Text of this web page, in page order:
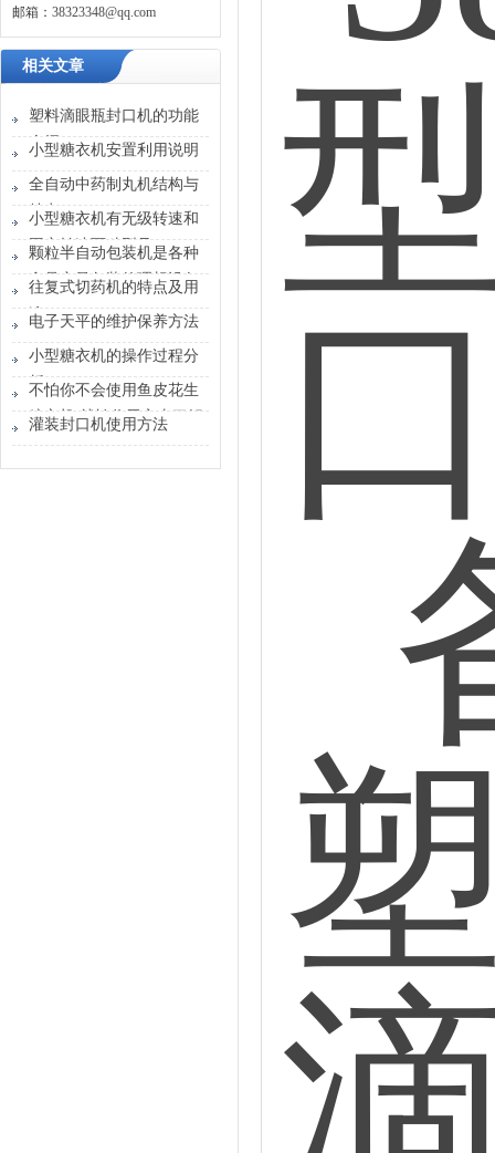
邮箱： 38323348@qq.com
相关文章
塑料滴眼瓶封口机的功能
介绍
小型糖衣机安置利用说明
全自动中药制丸机结构与
特点
小型糖衣机有无级转速和
固定转速两种型号
颗粒半自动包装机是各种
食品定量包装的理想设备
往复式切药机的特点及用
途
电子天平的维护保养方法
小型糖衣机的操作过程分
析
不怕你不会使用鱼皮花生
糖衣机 就怕你无心去了解
灌装封口机使用方法